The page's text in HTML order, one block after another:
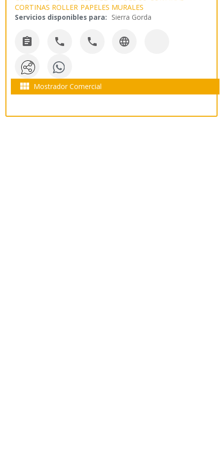
CORTINAS ROLLER PAPELES MURALES
Servicios disponibles para: Sierra Gorda
   
 Mostrador Comercial